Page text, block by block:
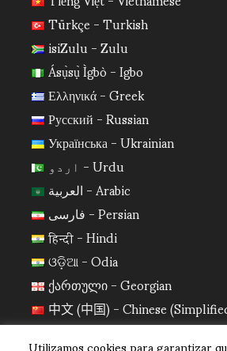
Türkçe - Turkish
isiZulu - Zulu
Ásụ̀sụ̀ Ìgbò - Igbo
Ελληνικά - Greek
Русский - Russian
Українська - Ukrainian
اردو - Urdu
العربية - Arabic
فارسی - Persian
हिन्दी - Hindi
ଓଡ଼ିଆ - Odia
ქართული - Georgian
中文 (中国) - Chinese
日本語 - Japanese